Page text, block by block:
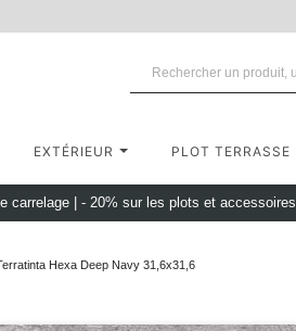
EXTÉRIEUR PLOT TERRASSE
carrelage | - 20% sur les plots et accessoires
Hexa Deep Navy 31,6x31,6